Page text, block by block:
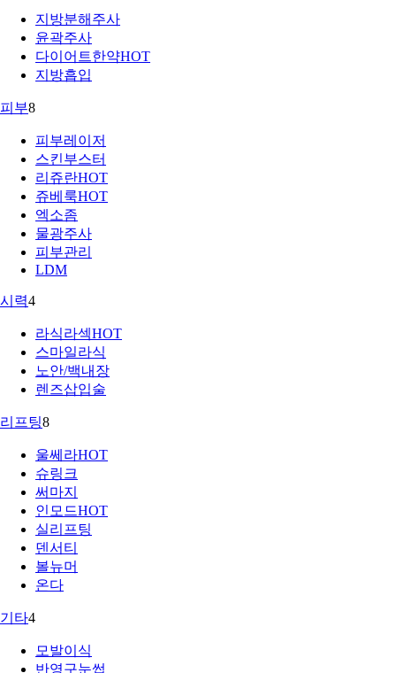
지방분해주사
윤곽주사
다이어트한약HOT
지방흡입
피부8
피부레이저
스킨부스터
리쥬란HOT
쥬베룩HOT
엑소좀
물광주사
피부관리
LDM
시력4
라식라섹HOT
스마일라식
노안/백내장
렌즈삽입술
리프팅8
울쎄라HOT
슈링크
써마지
인모드HOT
실리프팅
덴서티
볼뉴머
온다
기타4
모발이식
반영구눈썹